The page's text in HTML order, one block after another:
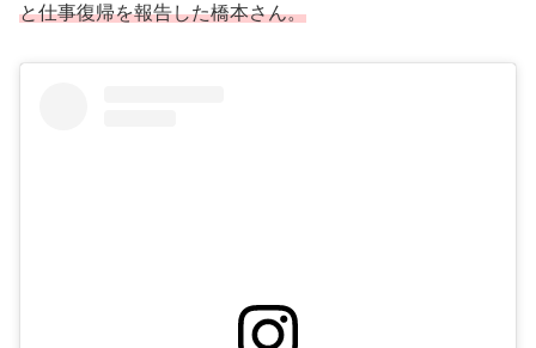
と仕事復帰を報告した橋本さん。